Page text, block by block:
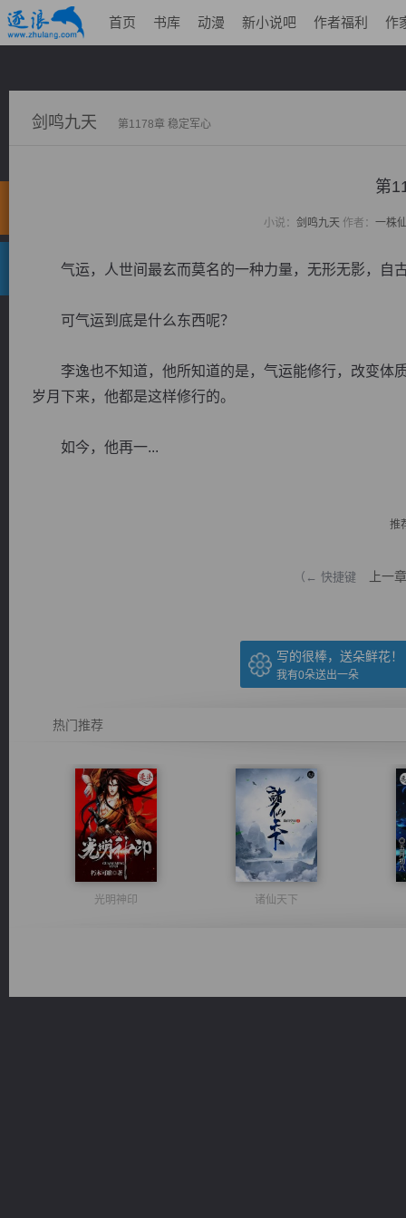
首页 书库 动漫 新小说吧 作者福利 作
剑鸣九天 第1178章 稳定军心
第
小说： 剑鸣九天 作者： 一株
气运，人世间最玄而莫名的一种力量，无形无影，自
可气运到底是什么东西呢？
李逸也不知道，他所知道的是，气运能修行，改变体
岁月下来，他都是这样修行的。
如今，他再一...
推
（← 快捷键 上一章
写的很棒，送朵鲜花！
我有0朵送出一朵
热门推荐
光明神印 诸仙天下